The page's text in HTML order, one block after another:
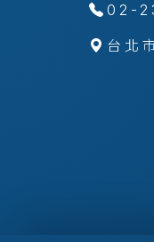
02-
台北